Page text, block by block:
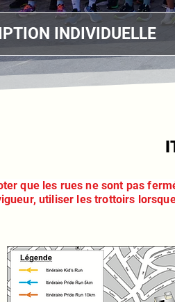
INDIVIDUELLE
que les rues ne sont pas
utiliser les trottoirs